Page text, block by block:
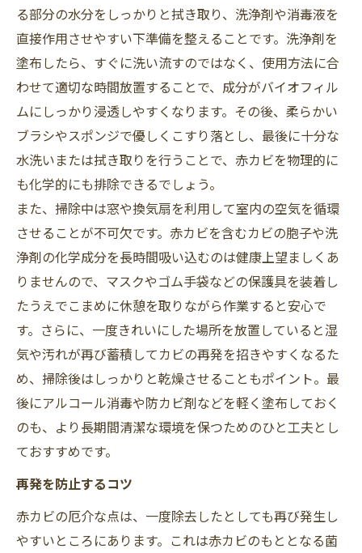
る部分の水分をしっかりと拭き取り、洗浄剤や消毒液を
直接作用させやすい下準備を整えることです。洗浄剤を
塗布したら、すぐに洗い流すのではなく、使用方法に合
わせて適切な時間放置することで、成分がバイオフィル
ムにしっかり浸透しやすくなります。その後、柔らかい
ブラシやスポンジで優しくこすり落とし、最後に十分な
水洗いまたは拭き取りを行うことで、赤カビを物理的に
も化学的にも排除できるでしょう。
また、掃除中は窓や換気扇を利用して室内の空気を循環
させることが不可欠です。赤カビを含むカビの胞子や洗
浄剤の化学成分を長時間吸い込むのは健康上望ましくあ
りませんので、マスクやゴム手袋などの保護具を装着し
たうえでこまめに休憩を取りながら作業すると安心で
す。さらに、一度きれいにした場所を放置していると湿
気や汚れが再び蓄積してカビの再発を招きやすくなるた
め、掃除後はしっかりと乾燥させることもポイント。最
後にアルコール消毒や防カビ剤などを軽く塗布しておく
のも、より長期間清潔な環境を保つためのひと工夫とし
ておすすめです。
再発を防止するコツ
赤カビの厄介な点は、一度除去したとしても再び発生し
やすいところにあります。これは赤カビのもととなる菌